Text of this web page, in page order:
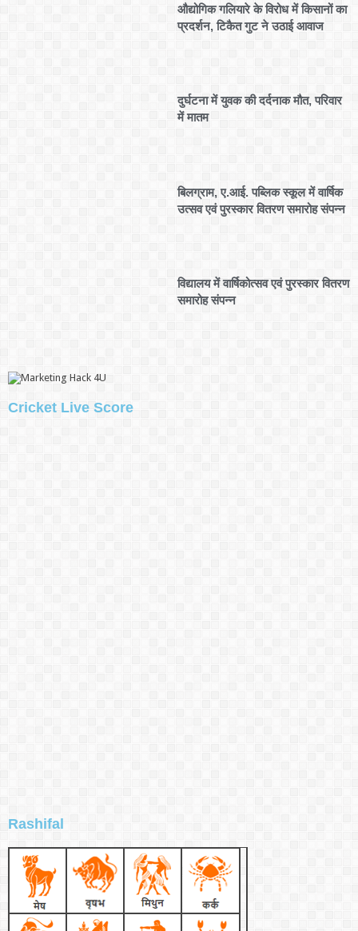
औद्योगिक गलियारे के विरोध में किसानों का
प्रदर्शन, टिकैत गुट ने उठाई आवाज
दुर्घटना में युवक की दर्दनाक मौत, परिवार
में मातम
बिलग्राम, ए.आई. पब्लिक स्कूल में वार्षिक
उत्सव एवं पुरस्कार वितरण समारोह संपन्न
विद्यालय में वार्षिकोत्सव एवं पुरस्कार वितरण
समारोह संपन्न
Cricket Live Score
Rashifal